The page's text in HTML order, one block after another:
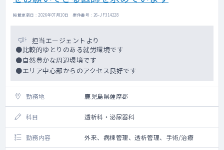
掲載更新日 : 2026年07月10日 案件番号 : 26-JF314228
担当エージェントより
●比較的ゆとりのある就労環境です
●自然豊かな周辺環境です
●エリア中心部からのアクセス良好です
勤務地 鹿児島県薩摩郡
科目 透析科・泌尿器科
勤務内容 外来、病棟管理、透析管理、手術/治療